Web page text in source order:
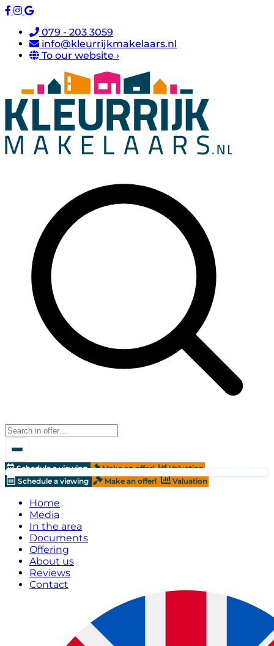
079 - 203 3059
info@kleurrijkmakelaars.nl
To our website ›
Schedule a viewing Make an offer!
Valuation
Schedule a viewing
Make an offer! Valuation
Home
Media
In the area
Documents
Offering
About us
Reviews
Contact